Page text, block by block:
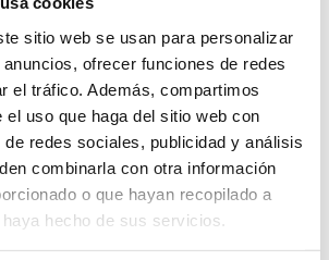
sitio web se usan para personalizar
ofrecer funciones de redes
el tráfico. Además, compartimos
el uso que haga del sitio web con
redes sociales, publicidad y análisis
combinarla con otra información
o que hayan recopilado a
hecho de sus servicios.
relación con la regla y el